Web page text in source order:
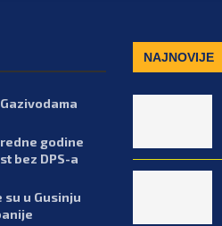
godine
bez DPS-a
u Gusinju
NAJNOVIJE